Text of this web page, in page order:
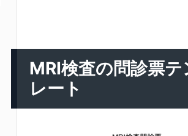
MRI検査の問診票テ
レート